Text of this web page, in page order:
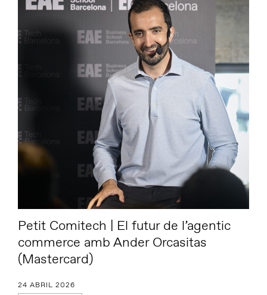
Petit Comitech | El futur de l’agentic
commerce amb Ander Orcasitas
(Mastercard)
24 ABRIL 2026